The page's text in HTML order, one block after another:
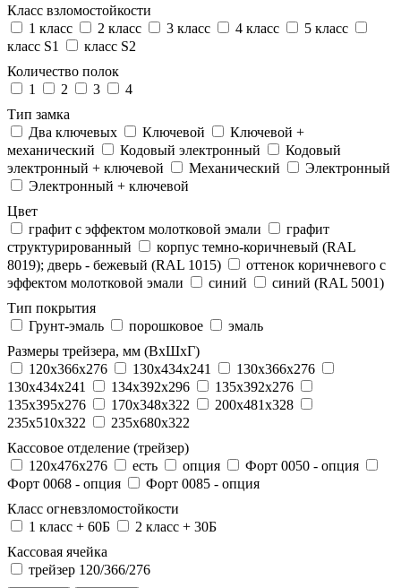
Класс взломостойкости
1 класс
2 класс 3 класс 4 класс
5 класс
класс S1
класс S2
Количество полок
1
2 3
4
Тип замка
Два ключевых
Ключевой
Ключевой +
механический
Кодовый электронный
Кодовый
электронный + ключевой
Механический
Электронный
Электронный + ключевой
Цвет
графит с эффектом молотковой эмали
графит
структурированный
корпус темно-коричневый (RAL
8019); дверь - бежевый (RAL 1015)
оттенок коричневого с
эффектом молотковой эмали
синий
синий (RAL 5001)
Тип покрытия
Грунт-эмаль
порошковое
эмаль
Размеры трейзера, мм (ВхШхГ)
120x366x276
130x434x241
130х366х276
130х434х241
134x392x296
135x392x276
135x395x276
170x348x322
200x481x328
235x510x322
235x680x322
Кассовое отделение (трейзер)
120х476х276
есть опция
Форт 0050 - опция
Форт 0068 - опция
Форт 0085 - опция
Класс огневзломостойкости
1 класс + 60Б
2 класс + 30Б
Кассовая ячейка
трейзер 120/366/276